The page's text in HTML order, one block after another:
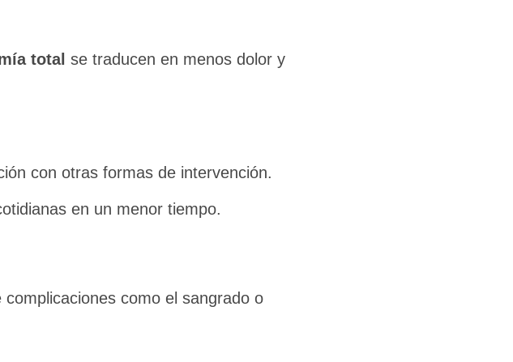
total se traducen en menos dolor y
con otras formas de intervención.
en un menor tiempo.
como el sangrado o